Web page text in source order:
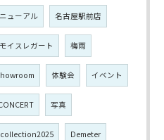
ューアル 名古屋駅前店
モイスレガート 梅雨
体験会 イベント
写真
Demeter